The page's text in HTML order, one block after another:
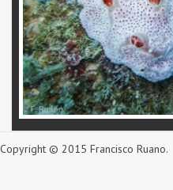
Copyright © 2015 Francisco Ruano.